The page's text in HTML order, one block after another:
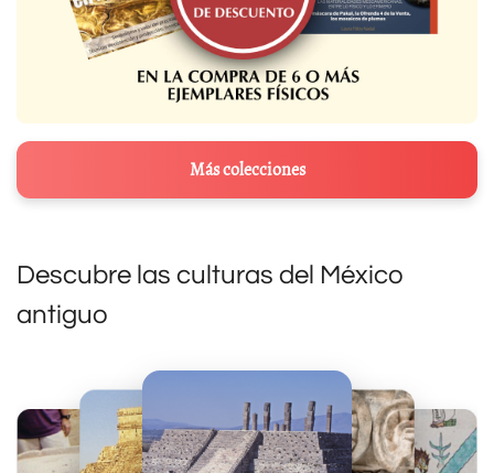
Más colecciones
Descubre las culturas del México
antiguo